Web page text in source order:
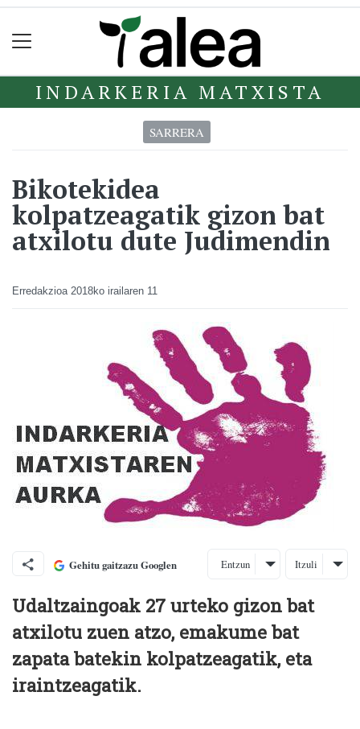
INDARKERIA MATXISTA
SARRERA
Bikotekidea
kolpatzeagatik gizon bat
atxilotu dute Judimendin
Erredakzioa 2018ko irailaren 11
Gehitu gaitzazu Googlen Entzun Itzuli
Udaltzaingoak 27 urteko gizon bat
atxilotu zuen atzo, emakume bat
zapata batekin kolpatzeagatik, eta
iraintzeagatik.